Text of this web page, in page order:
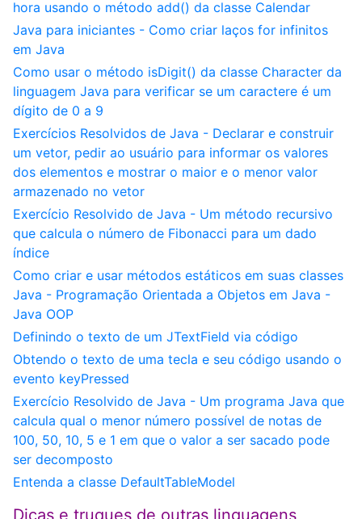
hora usando o método add() da classe Calendar
Java para iniciantes - Como criar laços for infinitos
em Java
Como usar o método isDigit() da classe Character da
linguagem Java para verificar se um caractere é um
dígito de 0 a 9
Exercícios Resolvidos de Java - Declarar e construir
um vetor, pedir ao usuário para informar os valores
dos elementos e mostrar o maior e o menor valor
armazenado no vetor
Exercício Resolvido de Java - Um método recursivo
que calcula o número de Fibonacci para um dado
índice
Como criar e usar métodos estáticos em suas classes
Java - Programação Orientada a Objetos em Java -
Java OOP
Definindo o texto de um JTextField via código
Obtendo o texto de uma tecla e seu código usando o
evento keyPressed
Exercício Resolvido de Java - Um programa Java que
calcula qual o menor número possível de notas de
100, 50, 10, 5 e 1 em que o valor a ser sacado pode
ser decomposto
Entenda a classe DefaultTableModel
Dicas e truques de outras linguagens